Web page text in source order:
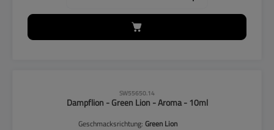
SW55650.14
Dampflion - Green Lion - Aroma - 10ml
Geschmacksrichtung: Green Lion